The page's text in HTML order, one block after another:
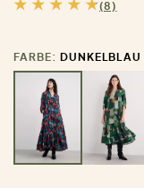
(8)
FARBE: DUNKELBLAU